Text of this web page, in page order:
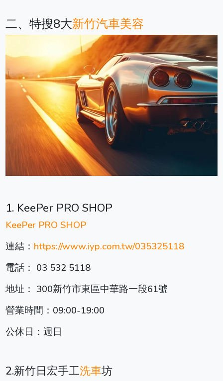
二、特搜8大新竹汽車美容
1. KeePer PRO SHOP
KeePer PRO SHOP
連結： https://www.iyp.com.tw/035325118
電話： 03 532 5118
地址： 300新竹市東區中華路一段61號
營業時間：09:00-19:00
公休日：週日
2.新竹日宏手工洗車坊